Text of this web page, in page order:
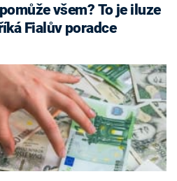
Fialův poradce